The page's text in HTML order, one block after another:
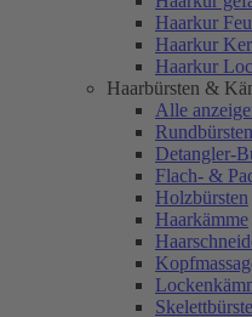
Haarkur
Haarkur
Haarkur
Haarbürsten &
Alle
Rundbürsten
Detangler-
Flach- &
Holzbürsten
Haarkämme